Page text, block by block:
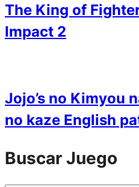
The King of
Impact 2
Jojo’s no Kimyou
no kaze English
Buscar Juego